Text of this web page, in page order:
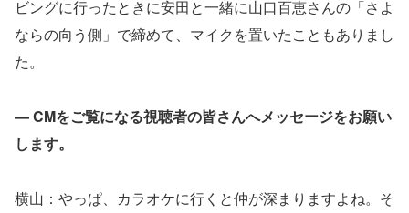
ビングに行ったときに安田と一緒に山口百恵さんの「さよ
ならの向う側」で締めて、マイクを置いたこともありまし
た。
― CMをご覧になる視聴者の皆さんへメッセージをお願い
します。
横山：やっぱ、カラオケに行くと仲が深まりますよね。そ